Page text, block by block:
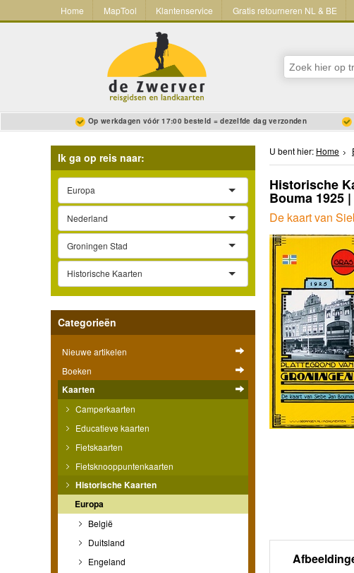
Home MapTool Klantenservice Gratis retourneren NL & BE
Op werkdagen vóór 17:00 besteld = dezelfde dag verzonden
Ik ga op reis naar:
Europa
Nederland
Groningen Stad
Historische Kaarten
Categorieën
Nieuwe artikelen
Boeken
Kaarten
Camperkaarten
Educatieve kaarten
Fietskaarten
Fietsknooppuntenkaarten
Historische Kaarten
Europa
België
Duitsland
Engeland
U bent hier: Home
Historische
Bouma 1925
De kaart van